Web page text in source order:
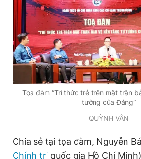
Tọa đàm “Trí thức trẻ trên mặt trận
tưởng của Đảng”
QUỲNH VÂN
Chia sẻ tại tọa đàm, Nguyễn
Chính trị quốc gia Hồ Chí